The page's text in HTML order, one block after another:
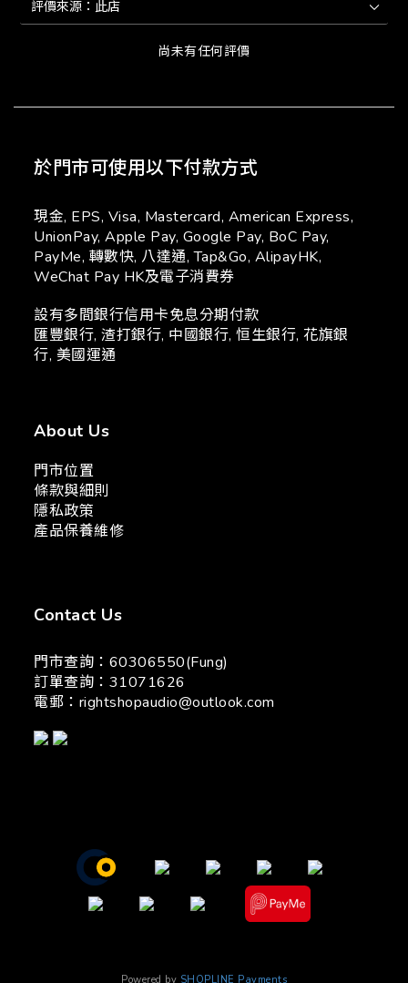
尚未有任何評價
於門市可使用以下付款方式
現金, EPS, Visa, Mastercard, American Express,
UnionPay, Apple Pay, Google Pay, BoC Pay,
PayMe, 轉數快, 八達通, Tap&Go, AlipayHK,
WeChat Pay HK及電子消費券
設有多間銀行信用卡免息分期付款
匯豐銀行, 渣打銀行, 中國銀行, 恒生銀行, 花旗銀
行, 美國運通
About Us
門市位置
條款與細則
隱私政策
產品保養維修
Contact Us
門市查詢：60306550(Fung)
訂單查詢：31071626
電郵： rightshopaudio@outlook.com
Powered by SHOPLINE Payments